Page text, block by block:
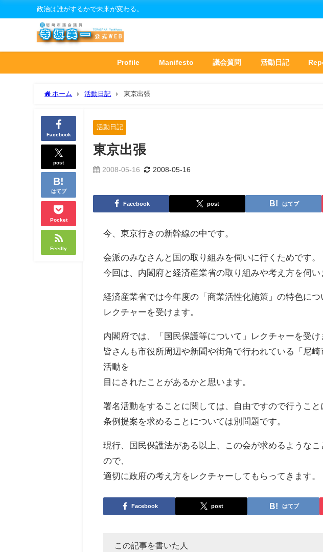
政治は誰がするかで未来が変わる。
Profile Manifesto 議会質問 活動日記
ホーム 活動日記 東京出張
Facebook
post
はてブ
Pocket
Feedly
活動日記
東京出張
2008-05-16 2008-05-16
Facebook post はてブ
今、東京行きの新幹線の中です。
会派のみなさんと国の取り組みを伺いに行くためです。
今回は、内閣府と経済産業省の取り組みや考え方を伺い
経済産業省では今年度の「商業活性化施策」の特色につ
レクチャーを受けます。
内閣府では、「国民保護等について」レクチャーを受け
皆さんも市役所周辺や新聞や街角で行われている「尼
活動を
目にされたことがあるかと思います。
署名活動をすることに関しては、自由ですので行うこと
条例提案を求めることについては別問題です。
現行、国民保護法がある以上、この会が求めるような
ので、
適切に政府の考え方をレクチャーしてもらってきます。
Facebook post はてブ
この記事を書いた人